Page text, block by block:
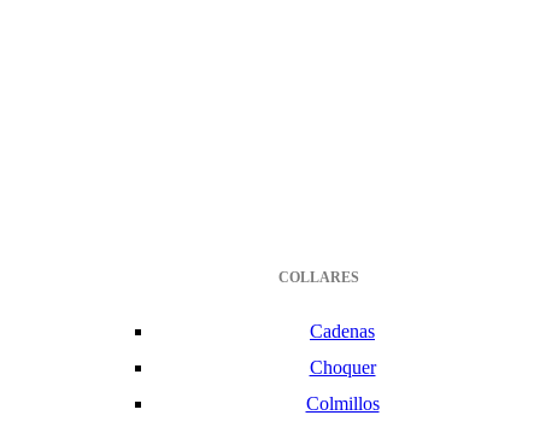
COLLARES
Cadenas
Choquer
Colmillos